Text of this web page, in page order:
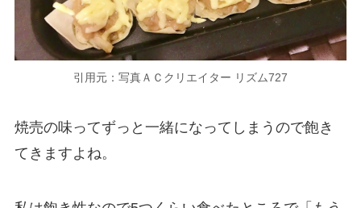
引用元：写真ＡＣクリエイター リズム727
焼売の味ってずっと一緒になってしまうので飽き
てきますよね。